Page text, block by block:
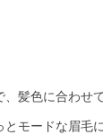
髪色に合わせ
モードな眉毛に